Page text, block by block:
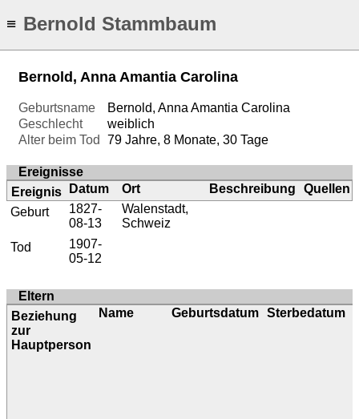
≡ Bernold Stammbaum
Bernold, Anna Amantia Carolina
Geburtsname
Bernold, Anna Amantia Carolina
Geschlecht
weiblich
Alter beim Tod
79 Jahre, 8 Monate, 30 Tage
Ereignisse
Ereignis
Datum Ort Beschreibung
Quellen
Geburt
1827-
08-13
Walenstadt,
Schweiz
Tod
1907-
05-12
Eltern
Beziehung
zur
Hauptperson
Name Geburtsdatum Sterbedatum